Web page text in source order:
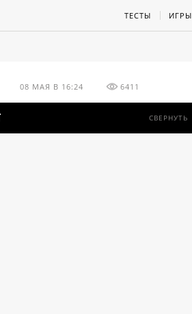
ТЕСТЫ ИГРЫ
СВЕРНУТЬ
08 МАЯ В 16:24 6411
Король
получил